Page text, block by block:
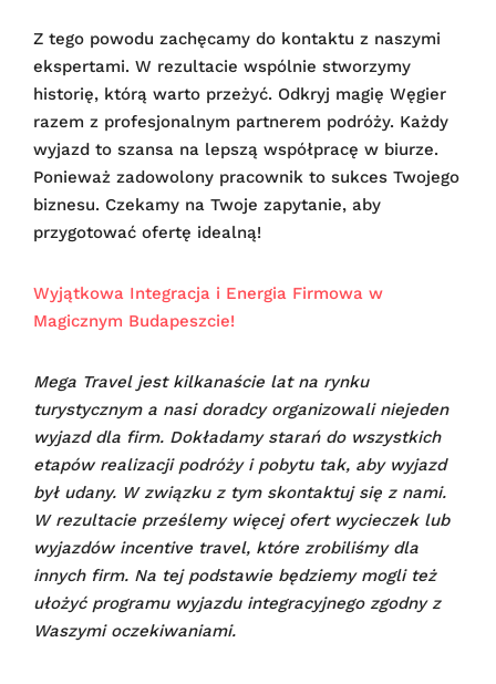
Z tego powodu zachęcamy do kontaktu z naszymi
ekspertami. W rezultacie wspólnie stworzymy
historię, którą warto przeżyć. Odkryj magię Węgier
razem z profesjonalnym partnerem podróży. Każdy
wyjazd to szansa na lepszą współpracę w biurze.
Ponieważ zadowolony pracownik to sukces Twojego
biznesu. Czekamy na Twoje zapytanie, aby
przygotować ofertę idealną!
Wyjątkowa Integracja i Energia Firmowa w
Magicznym Budapeszcie!
Mega Travel jest kilkanaście lat na rynku
turystycznym a nasi doradcy organizowali niejeden
wyjazd dla firm. Dokładamy starań do wszystkich
etapów realizacji podróży i pobytu tak, aby wyjazd
był udany. W związku z tym skontaktuj się z nami.
W rezultacie prześlemy więcej ofert wycieczek lub
wyjazdów incentive travel, które zrobiliśmy dla
innych firm. Na tej podstawie będziemy mogli też
ułożyć programu wyjazdu integracyjnego zgodny z
Waszymi oczekiwaniami.